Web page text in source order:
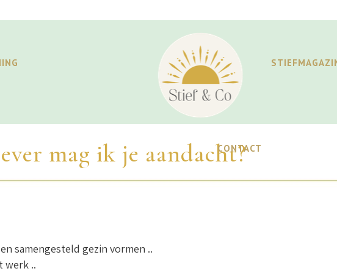
CONTACT
mag ik je aandacht?
samengesteld gezin vormen ..
werk ..